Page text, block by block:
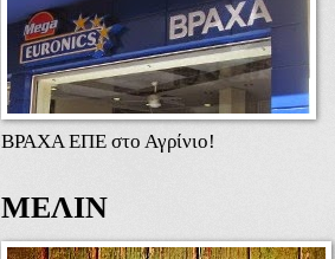
ΒΡΑΧΑ ΕΠΕ στο Αγρίνιο!
ΜΕΛΙΝ